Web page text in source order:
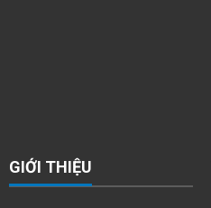
GIỚI THIỆU